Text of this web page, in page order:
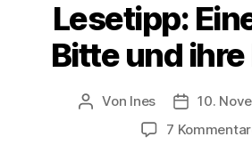
Lesetipp:
Bitte und ihre
Beitragsautor
Von Ines
10.
7